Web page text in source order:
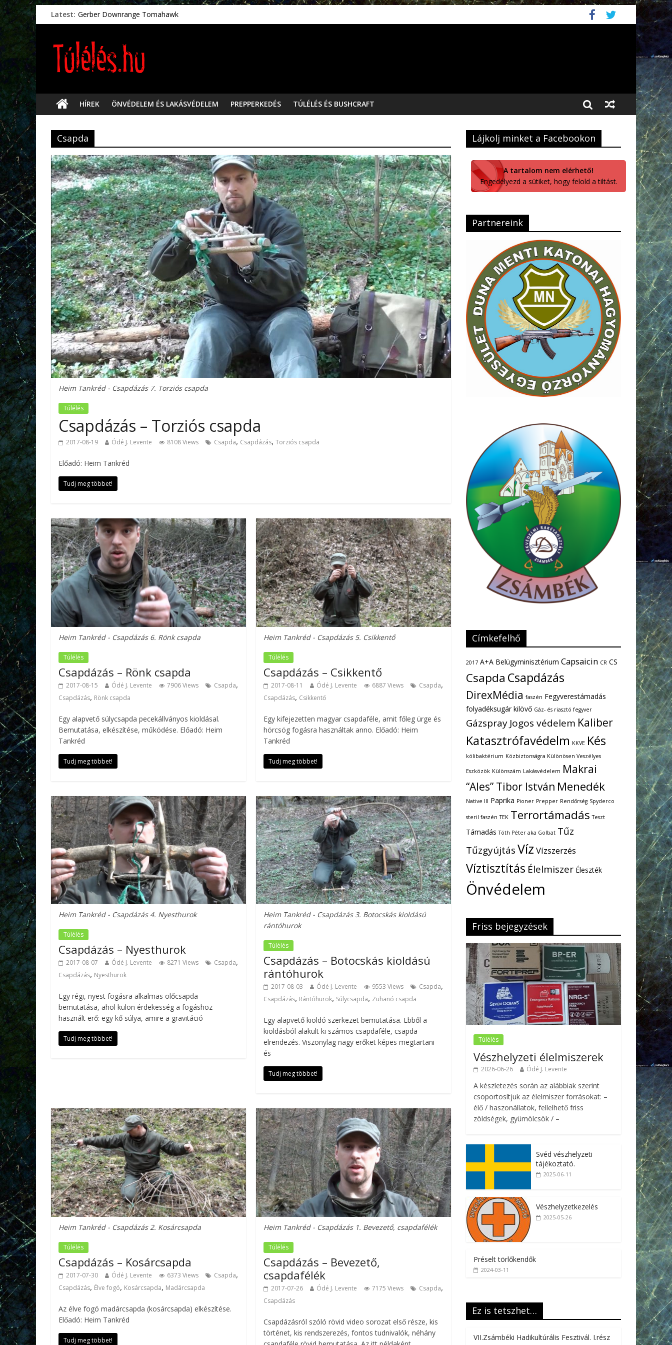
Latest: Gerber Downrange Tomahawk
Vészhelyzeti élelmiszerek
Vészhelyzetkezelés
Préselt törlőkendők
HÍREK ÖNVÉDELEM ÉS LAKÁSVÉDELEM PREPPERKEDÉS TÚLÉLÉS ÉS BUSHCRAFT
Csapda
Heim Tankréd - Csapdázás 7. Torziós csapda
Túlélés
Csapdázás – Torziós csapda
2017-08-19 Ódé J. Levente 8108 Views Csapda, Csapdázás, Torziós csapda
Előadó: Heim Tankréd
Tudj meg többet!
Heim Tankréd - Csapdázás 6. Rönk csapda
Túlélés
Csapdázás – Rönk csapda
2017-08-15 Ódé J. Levente 7906 Views Csapda,
Csapdázás, Rönk csapda
Egy alapvető súlycsapda pecekállványos kioldásal.
Bemutatása, elkészítése, működése. Előadó: Heim
Tankréd
Tudj meg többet!
Heim Tankréd - Csapdázás 5. Csikkentő
Túlélés
Csapdázás – Csikkentő
2017-08-11 Ódé J. Levente 6887 Views Csapda,
Csapdázás, Csikkentő
Egy kifejezetten magyar csapdaféle, amit főleg ürge és
hörcsög fogásra használtak anno. Előadó: Heim
Tankréd
Tudj meg többet!
Heim Tankréd - Csapdázás 4. Nyesthurok
Túlélés
Csapdázás – Nyesthurok
2017-08-07 Ódé J. Levente 8271 Views Csapda,
Csapdázás, Nyesthurok
Egy régi, nyest fogásra alkalmas ölőcsapda
bemutatása, ahol külön érdekesség a fogáshoz
használt erő: egy kő súlya, amire a gravitáció
Tudj meg többet!
Heim Tankréd - Csapdázás 3. Botocskás kioldású
rántóhurok
Túlélés
Csapdázás – Botocskás kioldású
rántóhurok
2017-08-03 Ódé J. Levente 9553 Views Csapda,
Csapdázás, Rántóhurok, Súlycsapda, Zuhanó csapda
Egy alapvető kioldó szerkezet bemutatása. Ebből a
kioldásból alakult ki számos csapdaféle, csapda
elrendezés. Viszonylag nagy erőket képes megtartani
és
Tudj meg többet!
Heim Tankréd - Csapdázás 2. Kosárcsapda
Túlélés
Csapdázás – Kosárcsapda
2017-07-30 Ódé J. Levente 6373 Views Csapda,
Csapdázás, Élve fogó, Kosárcsapda, Madárcsapda
Az élve fogó madárcsapda (kosárcsapda) elkészítése.
Előadó: Heim Tankréd
Tudj meg többet!
Heim Tankréd - Csapdázás 1. Bevezető, csapdafélék
Túlélés
Csapdázás – Bevezető,
csapdafélék
2017-07-26 Ódé J. Levente 7175 Views Csapda,
Csapdázás
Csapdázásról szóló rövid video sorozat első része, kis
történet, kis rendszerezés, fontos tudnivalók, néhány
Lájkolj minket a Facebookon
A tartalom nem elérhető!
Engedélyezd a sütiket, hogy felold a tiltást.
Partnereink
Címkefelhő
2017 A+A Belügyminisztérium Capsaicin CR CS
Csapda Csapdázás
DirexMédia faszén Fegyverestámadás
folyadéksugár kilövő Gáz- és riasztó fegyver
Gázspray Jogos védelem Kaliber
Katasztrófavédelm KKVE Kés
kólibaktérium Közbiztonságra Különösen Veszélyes
Eszközök Különszám Lakásvédelem Makrai
“Ales” Tibor István Menedék
Native III Paprika Pioner Prepper Rendőrség Spyderco
steril faszén TEK Terrortámadás Teszt
Támadás Tóth Péter aka Golbat Tűz
TűzgyújtásVíz Vízszerzés
Víztisztítás Élelmiszer Éleszték
Önvédelem
Friss bejegyzések
Túlélés
Vészhelyzeti élelmiszerek
2026-06-26 Ódé J. Levente
A készletezés során az alábbiak szerint
csoportosítjuk az élelmiszer forrásokat: –
élő / haszonállatok, fellelhető friss
zöldségek, gyümölcsök / –
Svéd vészhelyzeti
tájékoztató.
2025-06-11
Vészhelyzetkezelés
2025-05-26
Préselt törlőkendők
2024-03-11
Ez is tetszhet…
VII.Zsámbéki Hadikultúrális Fesztivál. I.rész